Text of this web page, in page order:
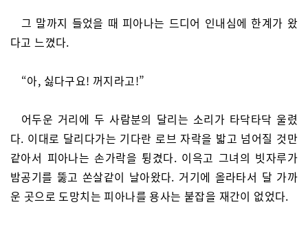
그 말까지 들었을 때 피아나는 드디어 인내심에 한계가 왔
다고 느꼈다.
“아, 싫다구요! 꺼지라고!”
어두운 거리에 두 사람분의 달리는 소리가 타닥타닥 울렸
다. 이대로 달리다가는 기다란 로브 자락을 밟고 넘어질 것만
같아서 피아나는 손가락을 튕겼다. 이윽고 그녀의 빗자루가
밤공기를 뚫고 쏜살같이 날아왔다. 거기에 올라타서 달 가까
운 곳으로 도망치는 피아나를 용사는 붙잡을 재간이 없었다.